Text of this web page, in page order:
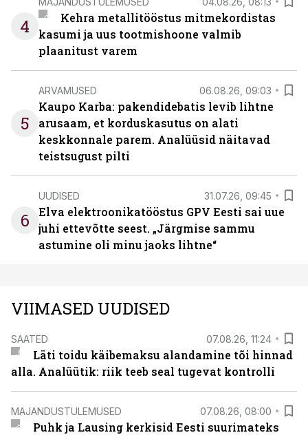
4
Kehra metallitööstus mitmekordistas
kasumi ja uus tootmishoone valmib
plaanitust varem
5
ARVAMUSED 06.08.26, 09:03
Kaupo Karba: pakendidebatis levib lihtne
arusaam, et korduskasutus on alati
keskkonnale parem. Analüüsid näitavad
teistsugust pilti
6
UUDISED 31.07.26, 09:45
Elva elektroonikatööstus GPV Eesti sai uue
juhi ettevõtte seest. „Järgmise sammu
astumine oli minu jaoks lihtne“
VIIMASED UUDISED
SAATED 07.08.26, 11:24
Läti toidu käibemaksu alandamine tõi hinnad
alla. Analüütik: riik teeb seal tugevat kontrolli
MAJANDUSTULEMUSED 07.08.26, 08:00
Puhk ja Lausing kerkisid Eesti suurimateks